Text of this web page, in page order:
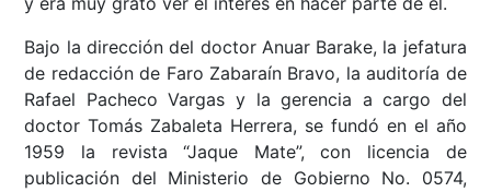
Bajo la dirección del doctor Anuar Barake, la jefatura
de redacción de Faro Zabaraín Bravo, la auditoría de
Rafael Pacheco Vargas y la gerencia a cargo del
doctor Tomás Zabaleta Herrera, se fundó en el año
1959 la revista “Jaque Mate”, con licencia de
publicación del Ministerio de Gobierno No. 0574,